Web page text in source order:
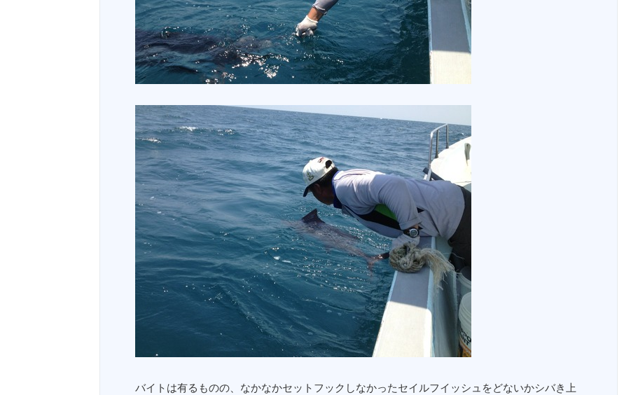
バイトは有るものの、なかなかセットフックしなかったセイルフイッシュをどないかシバき上